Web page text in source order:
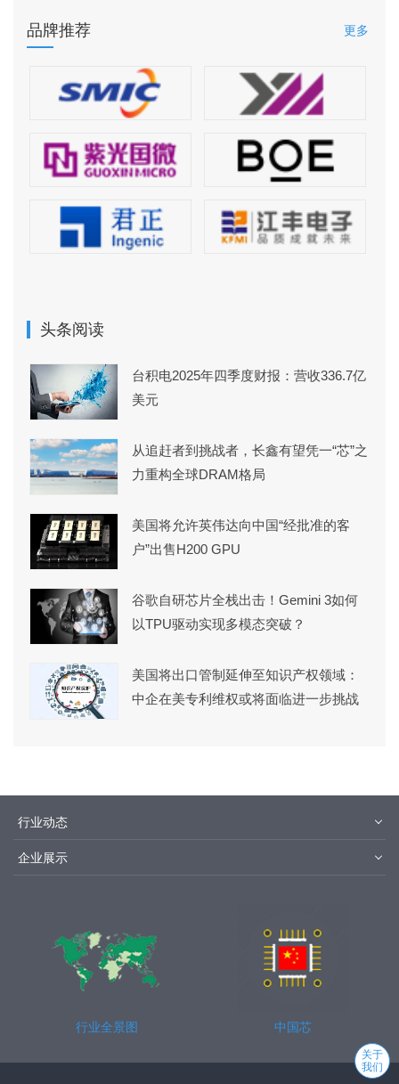
品牌推荐 更多
头条阅读
台积电2025年四季度财报：营收336.7亿
美元
从追赶者到挑战者，长鑫有望凭一“芯”之
力重构全球DRAM格局
美国将允许英伟达向中国“经批准的客
户”出售H200 GPU
谷歌自研芯片全栈出击！Gemini 3如何
以TPU驱动实现多模态突破？
美国将出口管制延伸至知识产权领域：
中企在美专利维权或将面临进一步挑战
行业动态
企业展示
行业全景图 中国芯
关于
我们